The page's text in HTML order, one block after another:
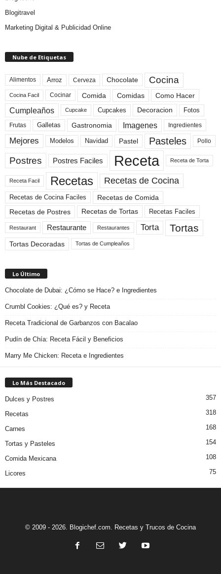
Blogitravel
Marketing Digital & Publicidad Online
Nube de Etiquetas
Alimentos Arroz Cerveza Chocolate Cocina
Cocina Facil Cocinar Comida Comidas Como Hacer
Cumpleaños Cupcake Cupcakes Decoracion Fotos
Frutas Galletas Gastronomia Imagenes Ingredientes
Mejores Modelos Navidad Pastel Pasteles Pollo
Postres Postres Faciles Receta Receta de Torta
Receta Facil Recetas Recetas de Cocina
Recetas de Cocina Faciles
Recetas de Comida
Recetas de Postres
Recetas de Tortas Recetas Faciles
Restaurant Restaurante Restaurantes Torta Tortas
Tortas Decoradas Tortas de Cumpleaños
Lo Último
Chocolate de Dubai: ¿Cómo se Hace? e Ingredientes
Crumbl Cookies: ¿Qué es? y Receta
Receta Tradicional de Garbanzos con Bacalao
Pudín de Chía: Receta Fácil y Beneficios
Marry Me Chicken: Receta e Ingredientes
Lo Más Destacado
Dulces y Postres 357
Recetas 318
Carnes 168
Tortas y Pasteles 154
Comida Mexicana 108
Licores 75
© 2009 - 2026. Blogichef.com. Recetas y Trucos de Cocina